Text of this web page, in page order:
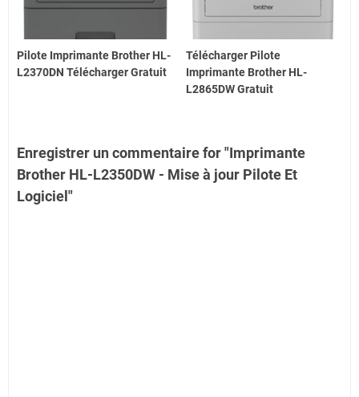
Pilote Imprimante Brother HL-
L2370DN Télécharger Gratuit
Télécharger Pilote
Imprimante Brother HL-
L2865DW Gratuit
Enregistrer un commentaire for "Imprimante
Brother HL-L2350DW - Mise à jour Pilote Et
Logiciel"